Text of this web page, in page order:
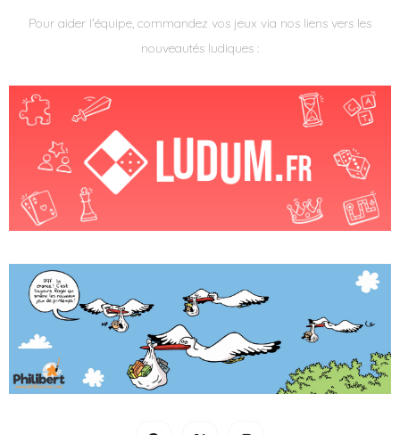
Pour aider l'équipe, commandez vos jeux via nos liens vers les
nouveautés ludiques :